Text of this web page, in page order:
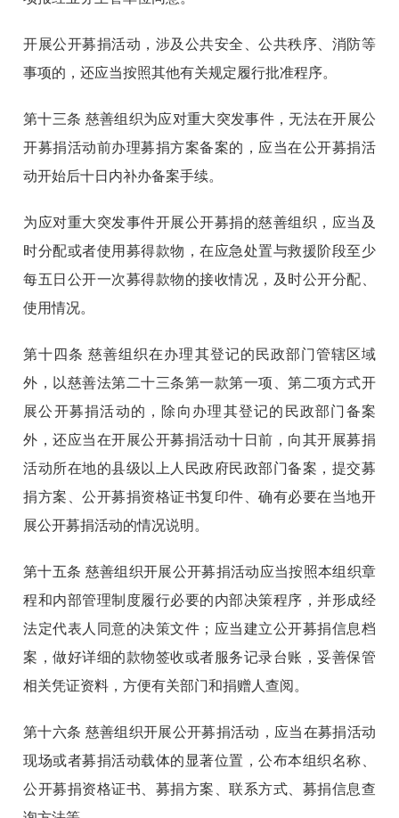
开展公开募捐活动，涉及公共安全、公共秩序、消防等
事项的，还应当按照其他有关规定履行批准程序。
第十三条 慈善组织为应对重大突发事件，无法在开展公
开募捐活动前办理募捐方案备案的，应当在公开募捐活
动开始后十日内补办备案手续。
为应对重大突发事件开展公开募捐的慈善组织，应当及
时分配或者使用募得款物，在应急处置与救援阶段至少
每五日公开一次募得款物的接收情况，及时公开分配、
使用情况。
第十四条 慈善组织在办理其登记的民政部门管辖区域
外，以慈善法第二十三条第一款第一项、第二项方式开
展公开募捐活动的，除向办理其登记的民政部门备案
外，还应当在开展公开募捐活动十日前，向其开展募捐
活动所在地的县级以上人民政府民政部门备案，提交募
捐方案、公开募捐资格证书复印件、确有必要在当地开
展公开募捐活动的情况说明。
第十五条 慈善组织开展公开募捐活动应当按照本组织章
程和内部管理制度履行必要的内部决策程序，并形成经
法定代表人同意的决策文件；应当建立公开募捐信息档
案，做好详细的款物签收或者服务记录台账，妥善保管
相关凭证资料，方便有关部门和捐赠人查阅。
第十六条 慈善组织开展公开募捐活动，应当在募捐活动
现场或者募捐活动载体的显著位置，公布本组织名称、
公开募捐资格证书、募捐方案、联系方式、募捐信息查